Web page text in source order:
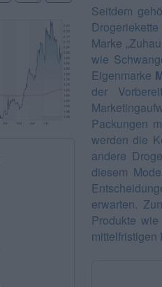
Seitdem
Marke
wie
Eigenmarke
der
Packungen
werden die
andere
diesem
erwarten.
Produkte
mittelfristigen